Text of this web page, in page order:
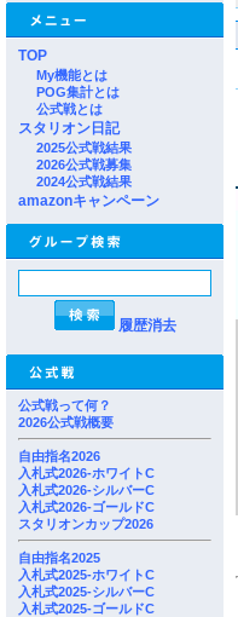
TOP
My機能とは
POG集計とは
公式戦とは
スタリオン日記
2025公式戦結果
2026公式戦募集
2024公式戦結果
amazonキャンペーン
履歴消去
公式戦って何？
2026公式戦概要
自由指名2026
入札式2026-ホワイトC
入札式2026-シルバーC
入札式2026-ゴールドC
スタリオンカップ2026
自由指名2025
入札式2025-ホワイトC
入札式2025-シルバーC
入札式2025-ゴールドC